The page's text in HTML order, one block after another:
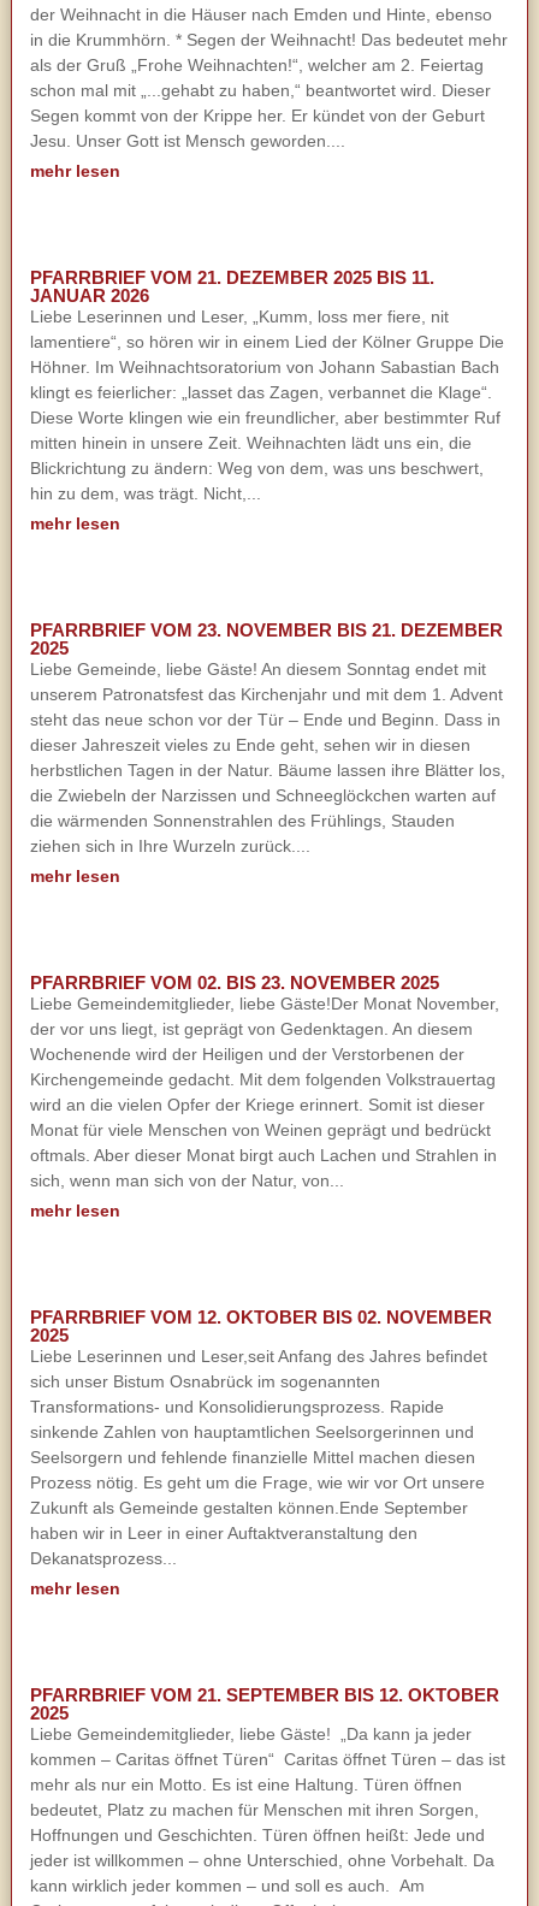
der Weihnacht in die Häuser nach Emden und Hinte, ebenso
in die Krummhörn. * Segen der Weihnacht! Das bedeutet mehr
als der Gruß „Frohe Weihnachten!“, welcher am 2. Feiertag
schon mal mit „...gehabt zu haben,“ beantwortet wird. Dieser
Segen kommt von der Krippe her. Er kündet von der Geburt
Jesu. Unser Gott ist Mensch geworden....
mehr lesen
PFARRBRIEF VOM 21. DEZEMBER 2025 BIS 11.
JANUAR 2026
Liebe Leserinnen und Leser, „Kumm, loss mer fiere, nit
lamentiere“, so hören wir in einem Lied der Kölner Gruppe Die
Höhner. Im Weihnachtsoratorium von Johann Sabastian Bach
klingt es feierlicher: „lasset das Zagen, verbannet die Klage“.
Diese Worte klingen wie ein freundlicher, aber bestimmter Ruf
mitten hinein in unsere Zeit. Weihnachten lädt uns ein, die
Blickrichtung zu ändern: Weg von dem, was uns beschwert,
hin zu dem, was trägt. Nicht,...
mehr lesen
PFARRBRIEF VOM 23. NOVEMBER BIS 21. DEZEMBER
2025
Liebe Gemeinde, liebe Gäste! An diesem Sonntag endet mit
unserem Patronatsfest das Kirchenjahr und mit dem 1. Advent
steht das neue schon vor der Tür – Ende und Beginn. Dass in
dieser Jahreszeit vieles zu Ende geht, sehen wir in diesen
herbstlichen Tagen in der Natur. Bäume lassen ihre Blätter los,
die Zwiebeln der Narzissen und Schneeglöckchen warten auf
die wärmenden Sonnenstrahlen des Frühlings, Stauden
ziehen sich in Ihre Wurzeln zurück....
mehr lesen
PFARRBRIEF VOM 02. BIS 23. NOVEMBER 2025
Liebe Gemeindemitglieder, liebe Gäste!Der Monat November,
der vor uns liegt, ist geprägt von Gedenktagen. An diesem
Wochenende wird der Heiligen und der Verstorbenen der
Kirchengemeinde gedacht. Mit dem folgenden Volkstrauertag
wird an die vielen Opfer der Kriege erinnert. Somit ist dieser
Monat für viele Menschen von Weinen geprägt und bedrückt
oftmals. Aber dieser Monat birgt auch Lachen und Strahlen in
sich, wenn man sich von der Natur, von...
mehr lesen
PFARRBRIEF VOM 12. OKTOBER BIS 02. NOVEMBER
2025
Liebe Leserinnen und Leser,seit Anfang des Jahres befindet
sich unser Bistum Osnabrück im sogenannten
Transformations- und Konsolidierungsprozess. Rapide
sinkende Zahlen von hauptamtlichen Seelsorgerinnen und
Seelsorgern und fehlende finanzielle Mittel machen diesen
Prozess nötig. Es geht um die Frage, wie wir vor Ort unsere
Zukunft als Gemeinde gestalten können.Ende September
haben wir in Leer in einer Auftaktveranstaltung den
Dekanatsprozess...
mehr lesen
PFARRBRIEF VOM 21. SEPTEMBER BIS 12. OKTOBER
2025
Liebe Gemeindemitglieder, liebe Gäste! „Da kann ja jeder
kommen – Caritas öffnet Türen“ Caritas öffnet Türen – das ist
mehr als nur ein Motto. Es ist eine Haltung. Türen öffnen
bedeutet, Platz zu machen für Menschen mit ihren Sorgen,
Hoffnungen und Geschichten. Türen öffnen heißt: Jede und
jeder ist willkommen – ohne Unterschied, ohne Vorbehalt. Da
kann wirklich jeder kommen – und soll es auch. Am